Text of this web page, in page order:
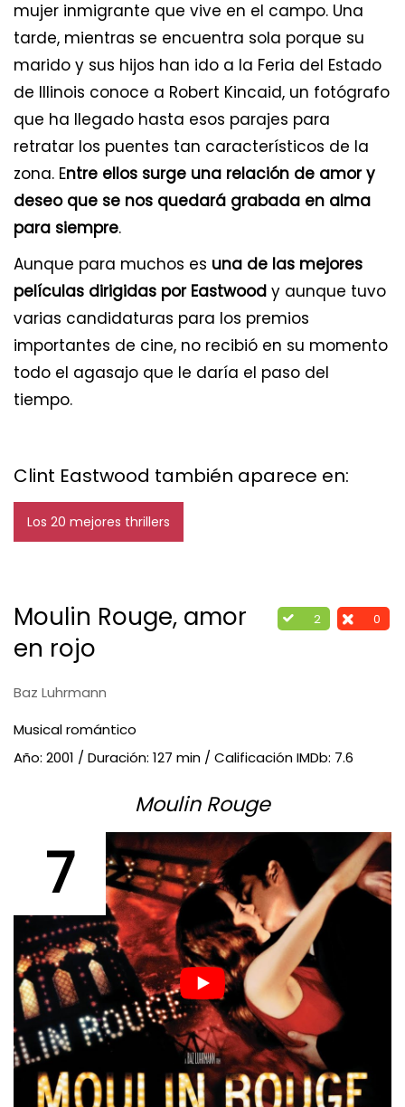
mujer inmigrante que vive en el campo. Una
tarde, mientras se encuentra sola porque su
marido y sus hijos han ido a la Feria del Estado
de Illinois conoce a Robert Kincaid, un fotógrafo
que ha llegado hasta esos parajes para
retratar los puentes tan característicos de la
zona. Entre ellos surge una relación de amor y
deseo que se nos quedará grabada en alma
para siempre.
Aunque para muchos es una de las mejores
películas dirigidas por Eastwood y aunque tuvo
varias candidaturas para los premios
importantes de cine, no recibió en su momento
todo el agasajo que le daría el paso del
tiempo.
Clint Eastwood también aparece en:
Los 20 mejores thrillers
2 0
Moulin Rouge, amor
en rojo
Baz Luhrmann
Musical romántico
Año: 2001 / Duración: 127 min / Calificación IMDb: 7.6
Moulin Rouge
7